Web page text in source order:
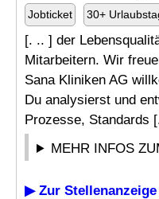
Jobticket 30+
[. .. ] der
Mitarbeitern. Wir
Sana Kliniken AG
Du analysierst und
Prozesse, Standards
MEHR INFOS
▶ Zur Stellenanzeige